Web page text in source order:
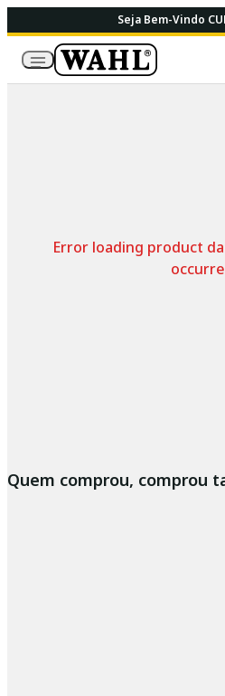
Seja Bem-Vindo
Error loading product
Quem comprou, comprou